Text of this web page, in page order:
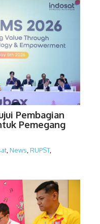
Pembagian
Pemegang
News RUPST,